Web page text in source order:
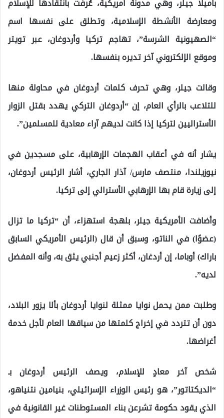
باميلا جيلر، وهي مدونة أمريكية، عُرفت بانتقادها للإسلام
ومعارضة الأنشطة الإسلامية، وتطلق على نفسها اسم
“الصهيونية الشرسة”، تهاجم تركيا وأردوغان، عبر تويتر
وموقع الإلكتروني آخر تديره بنفسها.
وقالت جيلر، وهي تحرف كلمات أردوغان في محاولة منها
للتلاعب بالرأي العام، إن “أردوغان التركي يهدد بقتل الزوار
الأستراليين لتركيا إذا كانت لديهم آراء معادية للمسلمين”.
يشار أنه في أعقاب الهجمات الإرهابية، على مسجدين في
نيوزيلندا، منتصف مارس/ آذار الجاري، أشار الرئيس أردوغان،
إلى زيارة قام بها الإرهابي الأسترالي إلى تركيا.
وأضافت الأمريكية جيلر، بلهجة استهزاء، أن “تركيا ما تزال
(عضوًا) في الناتو، وسبق أن قال (الرئيس الأمريكي السابق
باراك) أوباما، إن أردغان، أكثر زعيم أجنبي يثق به، وأنه المفضل
لديه”.
وطلبت ممن يحمل نوايا ممثلة لنوايا أردوغان بألا يزور البلاد،
دون أن تتردد في إخراج كلمتها من سياقها العام لأجل خدمة
أغراضها.
شخص آخر معادٍ للإسلام، ويصف الرئيس أردوغان بـ
“الديكتاتور”، هو رئيس الوزراء الإسرائيلي، بنيامين نتنياهو،
الذي يقود حكومة تشرعن بناء المستوطنات غير القانونية في